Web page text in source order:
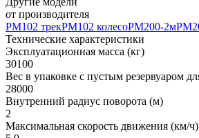
от производителя
РМ102 трекРМ102 колесоРМ200-2м
Технические характеристики
Эксплуатационная масса (кг)
30100
Вес в упаковке с пустым резервуаром
28000
Внутренний радиус поворота (м)
2
Максимальная скорость движения (км/ч)